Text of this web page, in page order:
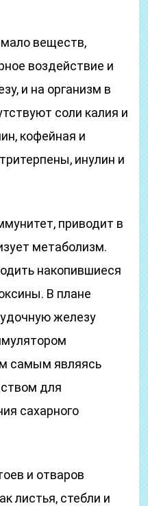
веществ,
воздействие и
и на организм в
соли калия и
кофейная и
инулин и
приводит в
метаболизм.
накопившиеся
В плане
железу
самым являясь
для
сахарного
и отваров
листья, стебли и